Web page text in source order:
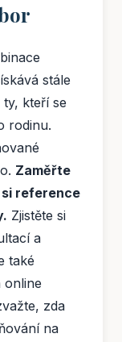
stále
kteří se
rodinu.
Zaměřte
reference
Zjistěte si
a
také
online
zda
na